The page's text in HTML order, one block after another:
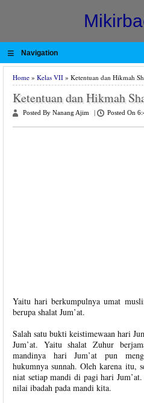
≡ Navigation
Home » Kelas VII » Ketentuan dan Hikmah
Ketentuan dan Hikmah
Posted By Nanang Ajim Posted On
Yaitu hari berkumpulnya umat
berupa shalat Jum’at.
Salah satu bukti keistimewaan hari
Jum’at. Yaitu shalat Zuhur
mandinya hari Jum’at pun
hukumnya sunnah. Oleh karena itu,
niat setiap mandi di pagi hari
nilai ibadah pada mandi kita.